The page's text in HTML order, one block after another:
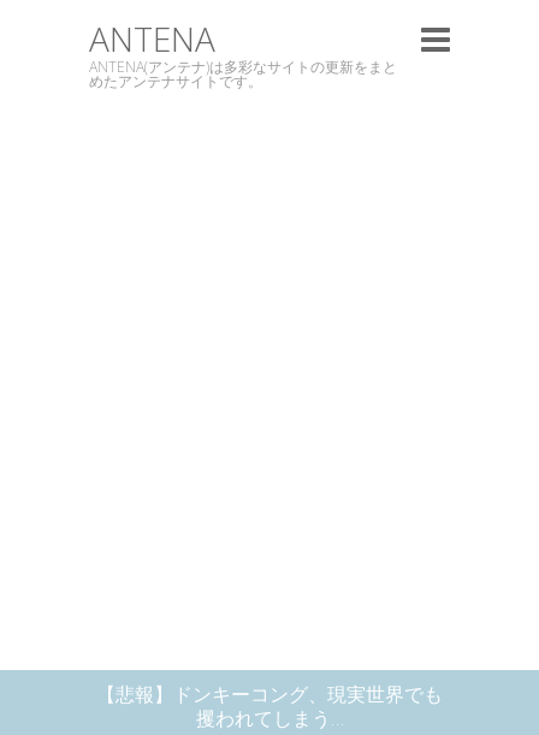
ANTENA
ANTENA(アンテナ)は多彩なサイトの更新をまと
めたアンテナサイトです。
【悲報】ドンキーコング、現実世界でも
攫われてしまう…